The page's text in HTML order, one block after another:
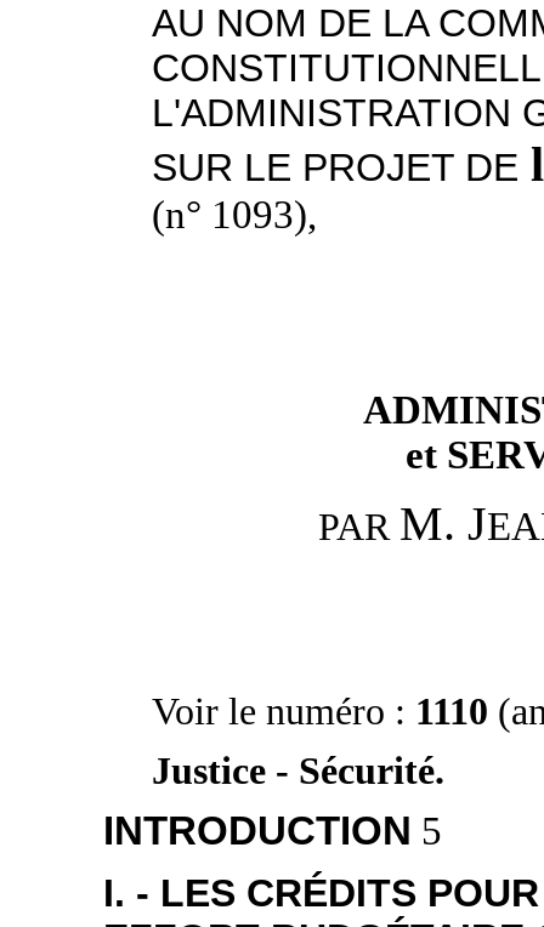
AU NOM DE LA
L'ADMINISTRATION
SUR LE PROJET DE
(n° 1093),
et
PAR M. J
Voir le numéro : 1110
Justice - Sécurité.
INTRODUCTION 5
I. - LES CRÉDITS